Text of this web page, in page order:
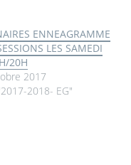
ENNEAGRAMME
LES SAMEDI
20H
2017
2018- EG"